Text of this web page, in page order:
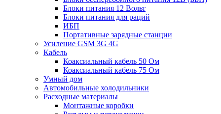
Блоки питания 12 Вольт
Блоки питания для раций
ИБП
Портативные зарядные станции
Усиление GSM 3G 4G
Кабель
Коаксиальный кабель 50 Ом
Коаксиальный кабель 75 Ом
Умный дом
Автомобильные холодильники
Расходные материалы
Монтажные коробки